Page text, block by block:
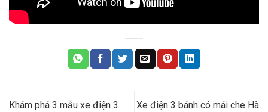
Khám phá 3 mẫu xe điện 3
Xe điện 3 bánh có mái che Hà